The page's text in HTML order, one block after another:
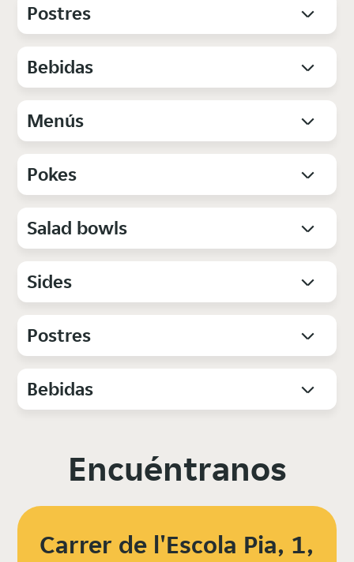
Postres
Bebidas
Menús
Pokes
Salad bowls
Sides
Postres
Bebidas
Encuéntranos
Carrer de l'Escola Pia, 1,